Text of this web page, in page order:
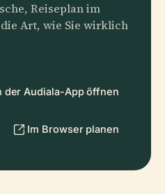
Reiseplan im
Art, wie Sie wirklich
der Audiala-App öffnen
Im Browser planen